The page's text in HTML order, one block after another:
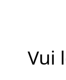
Vui